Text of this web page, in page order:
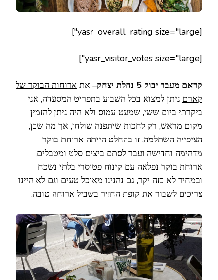
[yasr_overall_rating size="large"]
[yasr_visitor_votes size="large"]
קראם מעבר יבוק 5 נחלת יצחק – את ארוחות הבוקר של
קארם ניתן למצוא בכל השבוע בתפריט המסעדה, אני
ביקרתי ביום ששי, שמעט עמוס ולא היה ניתן להזמין
מקום מראש, רק לחכות שיתפנה שולחן, אך מה שכן,
הציפייה השתלמה, זו בהחלט הייתה ארוחת בוקר
מדהימה וחדישה ועבר לסתם ביצים סלט ומטבלים,
ארוחת בוקר נפלאה עם קינוח פטיסרי בלתי נשכח
ובמחיר לא כזה יקר, גם נהנינו מאוכל טעים וגם לא היינו
צריכים לשבור את קופת החזיר בשביל ארוחה טובה.